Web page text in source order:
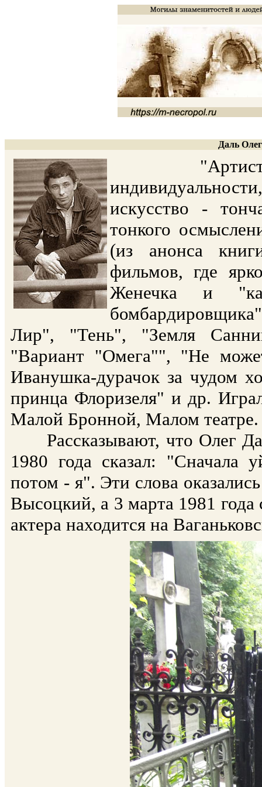
Даль
"Артист
искусство -
тонкого
(из анонса
фильмов, где
Женечка и
Лир", "Тень", "Земля
"Вариант "Омега"", "Не
Иванушка-дурачок за чудом
принца Флоризеля" и др.
Малой Бронной, Малом театре.
Рассказывают, что Олег
1980 года сказал:
потом - я". Эти слова
Высоцкий, а 3 марта 1981 года
актера находится на